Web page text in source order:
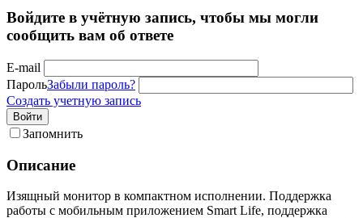
Войдите в учётную запись, чтобы мы могли
сообщить вам об ответе
E-mail
ПарольЗабыли пароль?
Создать учетную запись
Войти
Запомнить
Описание
Изящный монитор в компактном исполнении. Поддержка
работы с мобильным приложением Smart Life, поддержка